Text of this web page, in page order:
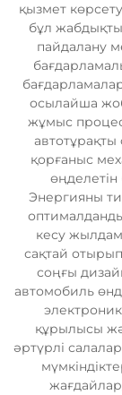
қызмет
бұл
пайдалану
осылайша
жұмыс
автотұрақты
қорғаныс
Энергияны
кесу
сақтай
соңғы
автомобиль
құрылысы
әртүрлі